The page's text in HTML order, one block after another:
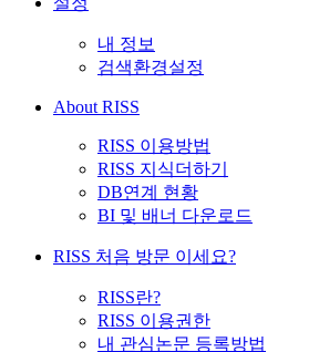
내 정보
검색환경설정
About RISS
RISS 이용방법
RISS 지식더하기
DB연계 현황
BI 및 배너 다운로드
RISS 처음 방문 이세요?
RISS란?
RISS 이용권한
내 관심논문 등록방법